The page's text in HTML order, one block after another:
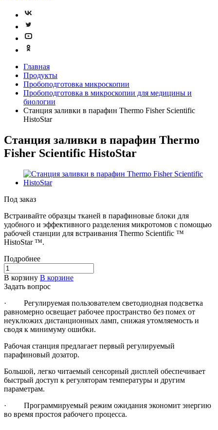
Главная
Продукты
Пробоподготовка микроскопии
Пробоподготовка в микроскопии для медицины и
биологии
Станция заливки в парафин Thermo Fisher Scientific
HistoStar
Станция заливки в парафин Thermo
Fisher Scientific HistoStar
Под заказ
Встраивайте образцы тканей в парафиновые блоки для
удобного и эффективного разделения микротомов с помощью
рабочей станции для встраивания Thermo Scientific ™
HistoStar ™.
Подробнее
В корзину В корзине
Задать вопрос
· Регулируемая пользователем светодиодная подсветка
равномерно освещает рабочее пространство без помех от
неуклюжих дистанционных ламп, снижая утомляемость и
сводя к минимуму ошибки.
Рабочая станция предлагает первый регулируемый
парафиновый дозатор.
Большой, легко читаемый сенсорный дисплей обеспечивает
быстрый доступ к регуляторам температуры и другим
параметрам.
· Программируемый режим ожидания экономит энергию
во время простоя рабочего процесса.